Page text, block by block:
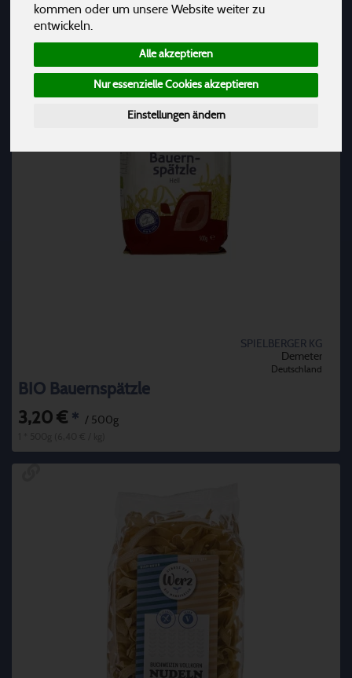
kommen oder um unsere Website weiter zu
entwickeln.
Alle akzeptieren
Nur essenzielle Cookies akzeptieren
Einstellungen ändern
SPIELBERGER KG
Demeter
Deutschland
BIO Bauernspätzle
3,20 € * / 500g